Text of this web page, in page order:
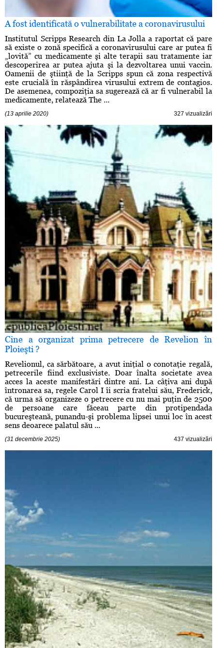
A fost identificată o vulnerabilitate a coronavirusului
Institutul Scripps Research din La Jolla a raportat că pare
să existe o zonă specifică a coronavirusului care ar putea fi
„lovită” cu medicamente şi alte terapii sau tratamente iar
descoperirea ar putea ajuta şi la dezvoltarea unui vaccin.
Oamenii de ştiinţă de la Scripps spun că zona respectivă
este crucială în răspândirea virusului extrem de contagios.
De asemenea, compoziţia sa sugerează că ar fi vulnerabil la
medicamente, relatează The ...
(13 aprilie 2020) 327 vizualizări
Cine a organizat prima petrecere de Revelion în
Ploieşti ?
Revelionul, ca sărbătoare, a avut iniţial o conotaţie regală,
petrecerile fiind exclusiviste. Doar înalta societate avea
acces la aceste manifestări dintre ani. La câţiva ani după
întronarea sa, regele Carol I îi scria fratelui său, Frederick,
că urma să organizeze o petrecere cu nu mai puţin de 2500
de persoane care făceau parte din protipendada
bucureşteană, punandu-şi problema lipsei unui loc în acest
sens deoarece palatul său ...
(31 decembrie 2025) 437 vizualizări